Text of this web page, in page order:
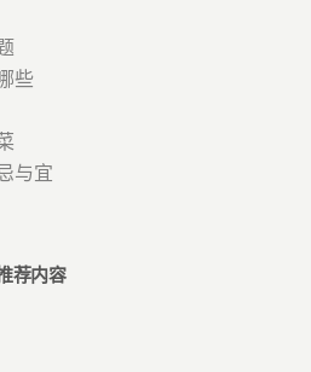
些
与宜
荐内容